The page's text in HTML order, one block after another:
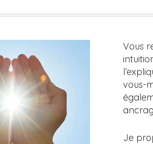
Vous
vous-
Je